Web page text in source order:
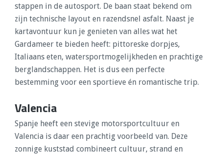
stappen in de autosport. De baan staat bekend om
zijn technische layout en razendsnel asfalt. Naast je
kartavontuur kun je genieten van alles wat het
Gardameer te bieden heeft: pittoreske dorpjes,
Italiaans eten, watersportmogelijkheden en prachtige
berglandschappen. Het is dus een perfecte
bestemming voor een sportieve én romantische trip.
Valencia
Spanje heeft een stevige motorsportcultuur en
Valencia is daar een prachtig voorbeeld van. Deze
zonnige kuststad combineert cultuur, strand en